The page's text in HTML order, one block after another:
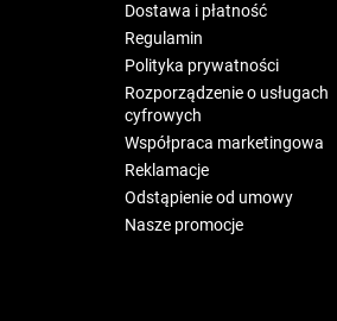
Dostawa i płatność
Regulamin
Polityka prywatności
Rozporządzenie o usługach
cyfrowych
Współpraca marketingowa
Reklamacje
Odstąpienie od umowy
Nasze promocje